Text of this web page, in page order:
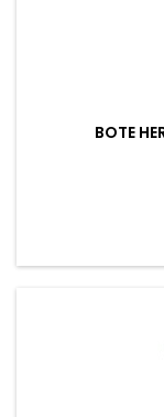
BOTE